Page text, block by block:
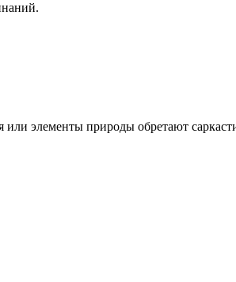
или элементы природы обретают